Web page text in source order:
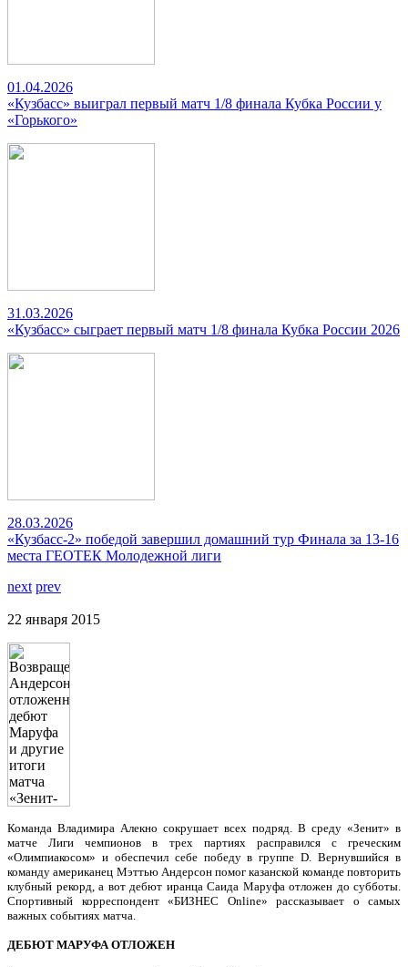
01.04.2026
«Кузбасс» выиграл первый матч 1/8 финала Кубка России у
«Горького»
31.03.2026
«Кузбасс» сыграет первый матч 1/8 финала Кубка России 2026
28.03.2026
«Кузбасс-2» победой завершил домашний тур Финала за 13-16
места ГЕОТЕК Молодежной лиги
next prev
22 января 2015
Команда Владимира Алекно сокрушает всех подряд. В среду «Зенит» в
матче Лиги чемпионов в трех партиях расправился с греческим
«Олимпиакосом» и обеспечил себе победу в группе D. Вернувшийся в
команду американец Мэттью Андерсон помог казанской команде повторить
клубный рекорд, а вот дебют иранца Саида Маруфа отложен до субботы.
Спортивный корреспондент «БИЗНЕС Online» рассказывает о самых
важных событиях матча.
ДЕБЮТ МАРУФА ОТЛОЖЕН